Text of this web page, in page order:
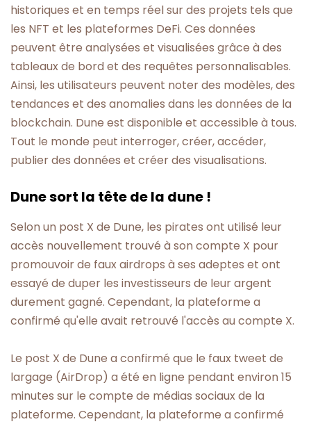
historiques et en temps réel sur des projets tels que
les NFT et les plateformes DeFi. Ces données
peuvent être analysées et visualisées grâce à des
tableaux de bord et des requêtes personnalisables.
Ainsi, les utilisateurs peuvent noter des modèles, des
tendances et des anomalies dans les données de la
blockchain. Dune est disponible et accessible à tous.
Tout le monde peut interroger, créer, accéder,
publier des données et créer des visualisations.
Dune sort la tête de la dune !
Selon un post X de Dune, les pirates ont utilisé leur
accès nouvellement trouvé à son compte X pour
promouvoir de faux airdrops à ses adeptes et ont
essayé de duper les investisseurs de leur argent
durement gagné. Cependant, la plateforme a
confirmé qu'elle avait retrouvé l'accès au compte X.
Le post X de Dune a confirmé que le faux tweet de
largage (AirDrop) a été en ligne pendant environ 15
minutes sur le compte de médias sociaux de la
plateforme. Cependant, la plateforme a confirmé